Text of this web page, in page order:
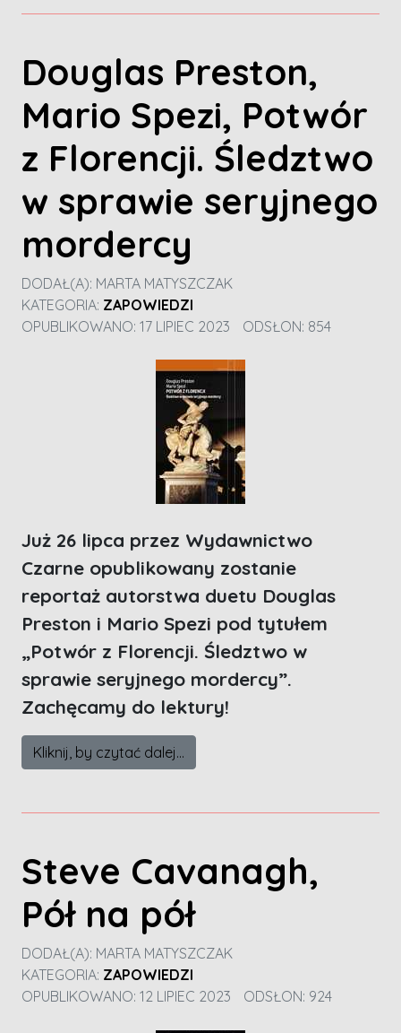
Douglas Preston,
Mario Spezi, Potwór
z Florencji. Śledztwo
w sprawie seryjnego
mordercy
DODAŁ(A): MARTA MATYSZCZAK
KATEGORIA: ZAPOWIEDZI
OPUBLIKOWANO: 17 LIPIEC 2023
ODSŁON: 854
Już 26 lipca przez Wydawnictwo
Czarne opublikowany zostanie
reportaż autorstwa duetu Douglas
Preston i Mario Spezi pod tytułem
„Potwór z Florencji. Śledztwo w
sprawie seryjnego mordercy”.
Zachęcamy do lektury!
Kliknij, by czytać dalej...
Steve Cavanagh,
Pół na pół
DODAŁ(A): MARTA MATYSZCZAK
KATEGORIA: ZAPOWIEDZI
OPUBLIKOWANO: 12 LIPIEC 2023
ODSŁON: 924